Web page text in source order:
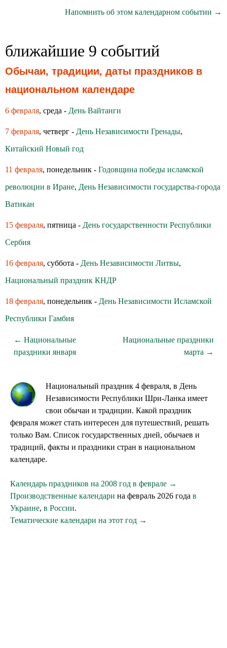
Напомнить об этом календарном событии →
ближайшие 9 событий
Обычаи, традиции, даты праздников в
национальном календаре
6 февраля, среда - День Вайтанги
7 февраля, четверг - День Независимости Гренады,
Китайский Новый год
11 февраля, понедельник - Годовщина победы исламской
революции в Иране, День Независимости государства-города
Ватикан
15 февраля, пятница - День государственности Республики
Сербия
16 февраля, суббота - День Независимости Литвы,
Национальный праздник КНДР
18 февраля, понедельник - День Независимости Исламской
Республики Гамбия
← Национальные
праздники января
Национальные праздники
марта →
Национальный праздник 4 февраля, в День
Независимости Республики Шри-Ланка имеет
свои обычаи и традиции. Какой праздник
февраля может стать интересен для путешествий, решать
только Вам. Список государственных дней, обычаев и
традиций, факты и праздники стран в национальном
календаре.
Календарь праздников на 2008 год в феврале →
Производственные календари на февраль 2026 года в
Украине, в России.
Тематические календари на этот год →